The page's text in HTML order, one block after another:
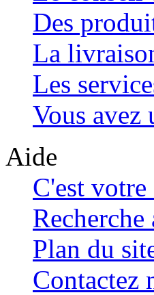
Des
La
Les
Vous avez
Aide
C'est
Recherche
Plan du
Contactez